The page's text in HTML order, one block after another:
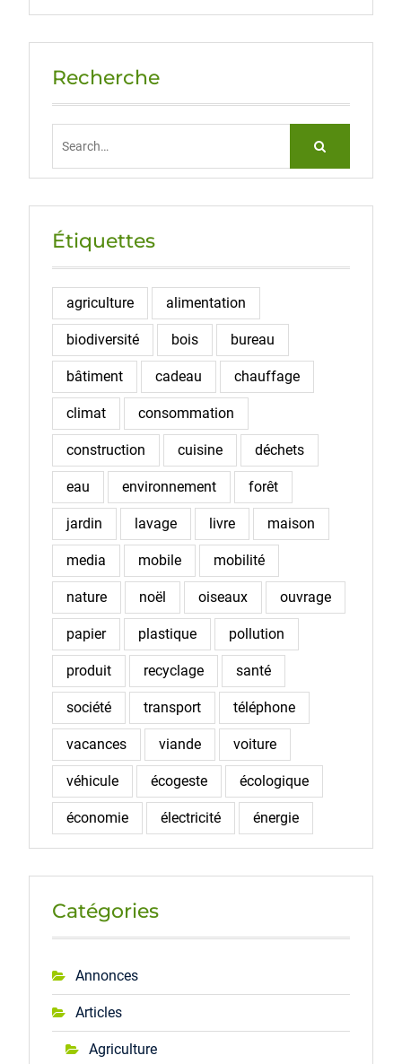
Recherche
Étiquettes
agriculture alimentation
biodiversité bois bureau
bâtiment cadeau chauffage
climat consommation
construction cuisine déchets
eau environnement forêt
jardin lavage livre maison
media mobile mobilité
nature noël oiseaux ouvrage
papier plastique pollution
produit recyclage santé
société transport téléphone
vacances viande voiture
véhicule écogeste écologique
économie électricité énergie
Catégories
Annonces
Articles
Agriculture